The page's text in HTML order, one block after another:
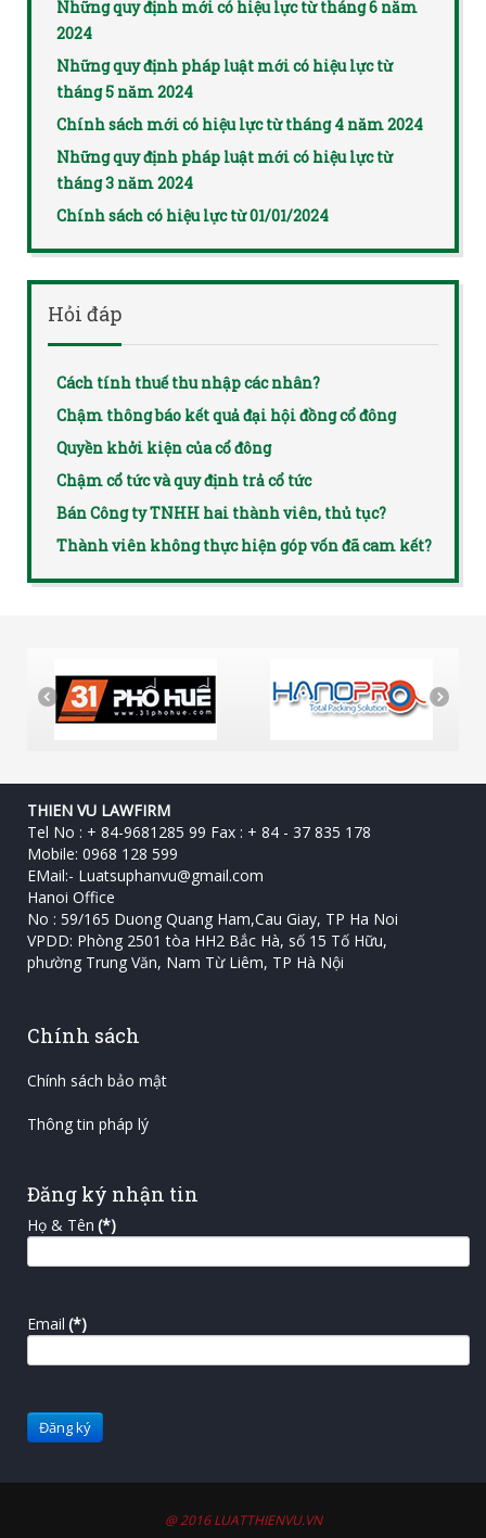
Những quy định mới có hiệu lực từ tháng 6 năm
2024
Những quy định pháp luật mới có hiệu lực từ
tháng 5 năm 2024
Chính sách mới có hiệu lực từ tháng 4 năm 2024
Những quy định pháp luật mới có hiệu lực từ
tháng 3 năm 2024
Chính sách có hiệu lực từ 01/01/2024
Hỏi đáp
Cách tính thuế thu nhập các nhân?
Chậm thông báo kết quả đại hội đồng cổ đông
Quyền khởi kiện của cổ đông
Chậm cổ tức và quy định trả cổ tức
Bán Công ty TNHH hai thành viên, thủ tục?
Thành viên không thực hiện góp vốn đã cam kết?
THIEN VU LAWFIRM
Tel No : + 84-9681285 99 Fax : + 84 - 37 835 178
Mobile: 0968 128 599
EMail:- Luatsuphanvu@gmail.com
Hanoi Office
No : 59/165 Duong Quang Ham,Cau Giay, TP Ha Noi
VPDD: Phòng 2501 tòa HH2 Bắc Hà, số 15 Tố Hữu, ‎
phường Trung Văn, Nam Từ Liêm, TP Hà Nội
Chính sách
Chính sách bảo mật
Thông tin pháp lý
Đăng ký nhận tin
Họ & Tên (*)
Email (*)
@ 2016 LUATTHIENVU.VN